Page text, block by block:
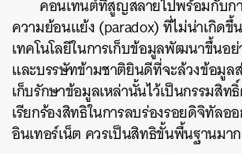
คอนเทนต์ที่สูญสลายไปพร้อมกับก
ความย้อนแย้ง (paradox) ที่ไม่น่าเกิด
เทคโนโลยีในการเก็บข้อมูลพัฒนาขึ้นอ
และบรรษัทข้ามชาติยินดีที่จะล้วงข้อมู
เก็บรักษาข้อมูลเหล่านั้นไว้เป็นกรรมสิท
เรียกร้องสิทธิในการลบร่องรอยดิจิทัลอ
อินเทอร์เน็ต ควรเป็นสิทธิขั้นพื้นฐานมา